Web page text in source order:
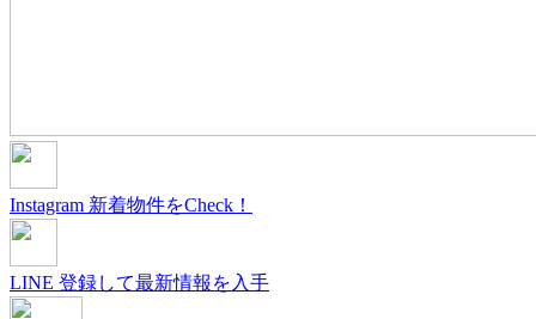
Instagram 新着物件をCheck！
LINE 登録して最新情報を入手